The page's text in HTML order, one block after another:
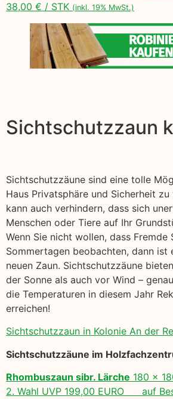
38,00 € / STK (inkl. 19% MwSt.)
Sichtschutzzaun
Sichtschutzzäune sind eine tolle
Haus Privatsphäre und Sicherheit zu
kann auch verhindern, dass sich
Menschen oder Tiere auf Ihr
Wenn Sie nicht wollen, dass Fremde
Sommertagen beobachten, dann ist
neuen Zaun. Sichtschutzzäune
der Sonne als auch vor Wind –
die Temperaturen in diesem Jahr
erreichen!
Sichtschutzzaun in Kolonie An der
Sichtschutzzäune im
Rhombuszaun sibr. Lärche 180 x
2. Wahl UVP 199,00 EURO auf